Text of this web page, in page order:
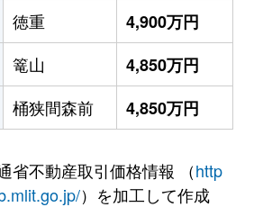
徳重
4,900万円
篭山
4,850万円
桶狭間森前 4,850万円
省不動産取引価格情報 （http
）を加工して作成